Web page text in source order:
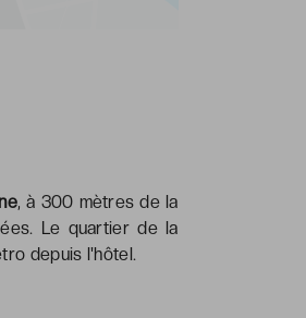
, à 300 mètres de la
Le quartier de la
depuis l'hôtel.